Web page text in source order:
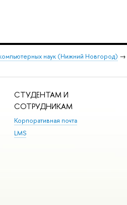
наук (Нижний Новгород) →
СТУДЕНТАМ И
СОТРУДНИКАМ
Корпоративная почта
LMS